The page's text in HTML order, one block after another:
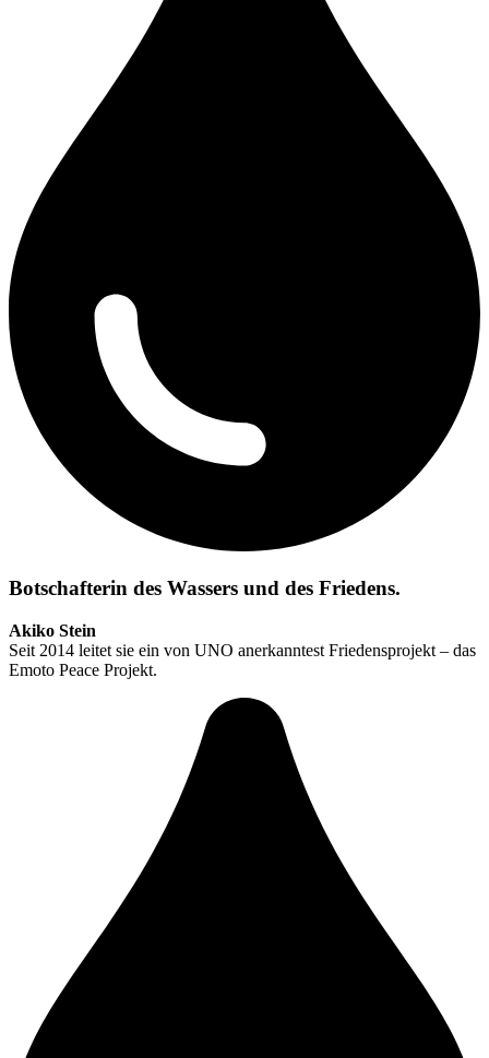
Botschafterin des Wassers und des Friedens.
Akiko Stein
Seit 2014 leitet sie ein von UNO anerkanntest Friedensprojekt – das
Emoto Peace Projekt.